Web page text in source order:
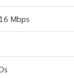
Mbps